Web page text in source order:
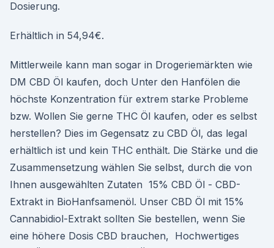
Dosierung.
Erhältlich in 54,94€.
Mittlerweile kann man sogar in Drogeriemärkten wie
DM CBD Öl kaufen, doch Unter den Hanfölen die
höchste Konzentration für extrem starke Probleme
bzw. Wollen Sie gerne THC Öl kaufen, oder es selbst
herstellen? Dies im Gegensatz zu CBD Öl, das legal
erhältlich ist und kein THC enthält. Die Stärke und die
Zusammensetzung wählen Sie selbst, durch die von
Ihnen ausgewählten Zutaten 15% CBD Öl - CBD-
Extrakt in BioHanfsamenöl. Unser CBD Öl mit 15%
Cannabidiol-Extrakt sollten Sie bestellen, wenn Sie
eine höhere Dosis CBD brauchen, Hochwertiges